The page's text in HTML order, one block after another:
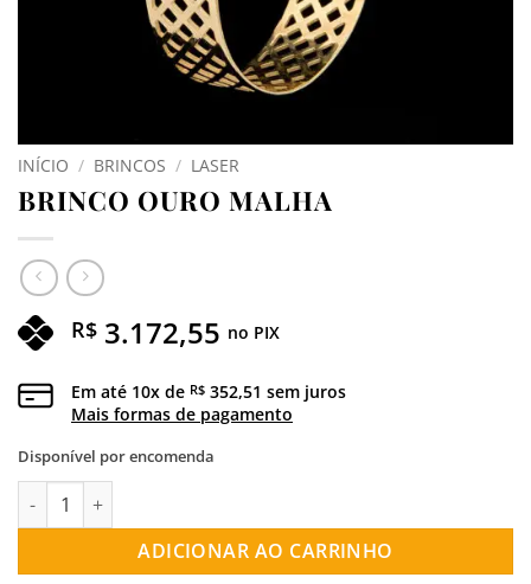
INÍCIO / BRINCOS / LASER
BRINCO OURO MALHA
R$ 3.172,55 no PIX
Em até 10x de R$ 352,51 sem juros
Mais formas de pagamento
Disponível por encomenda
BRINCO OURO MALHA quantidade
ADICIONAR AO CARRINHO